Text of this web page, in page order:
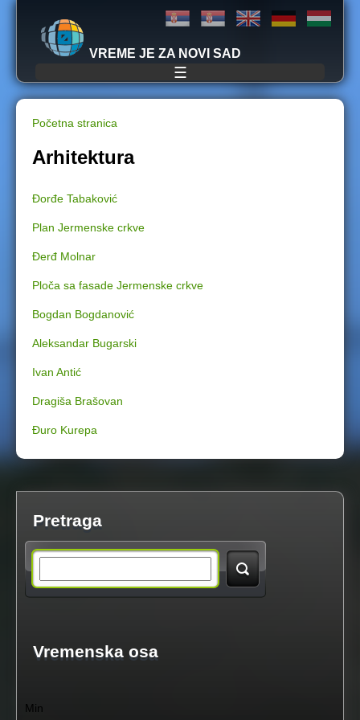
Jump to navigation
VREME JE ZA NOVI SAD
☰
Y
a
r
e
h
Početna stranica
Arhitektura
Đorđe Tabaković
Plan Jermenske crkve
Đerđ Molnar
Ploča sa fasade Jermenske crkve
Bogdan Bogdanović
Aleksandar Bugarski
Ivan Antić
Dragiša Brašovan
Đuro Kurepa
Pretraga
a
Vremenska osa
Min